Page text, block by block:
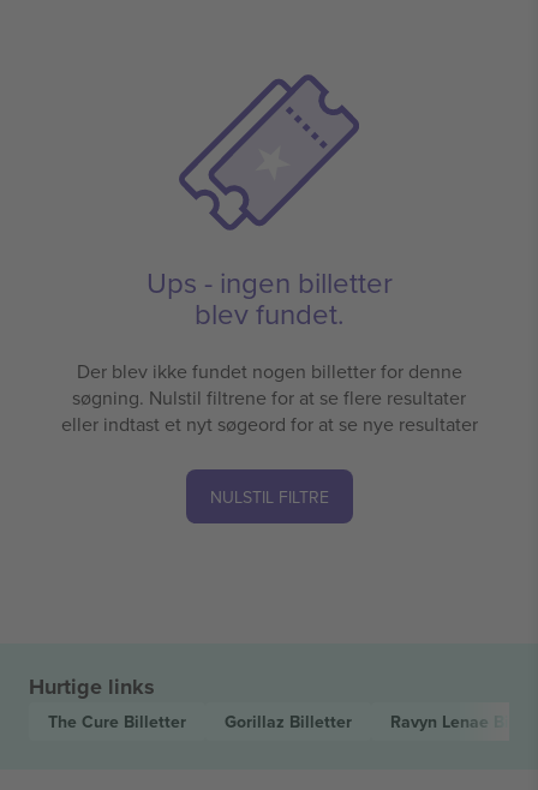
Ups - ingen billetter
blev fundet.
Der blev ikke fundet nogen billetter for denne
søgning. Nulstil filtrene for at se flere resultater
eller indtast et nyt søgeord for at se nye resultater
NULSTIL FILTRE
Hurtige links
The Cure Billetter Gorillaz Billetter Ravyn Lenae